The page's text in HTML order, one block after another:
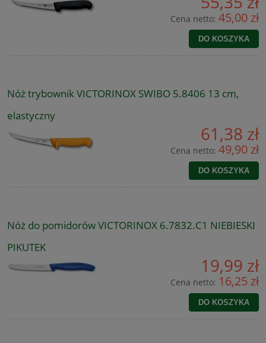
Cena netto: 45,00 zł
DO KOSZYKA
Nóż trybownik VICTORINOX SWIBO 5.8406 13 cm,
elastyczny
61,38 zł
Cena netto: 49,90 zł
DO KOSZYKA
Nóż do pomidorów VICTORINOX 6.7832.C1 NIEBIESKI
PIKUTEK
19,99 zł
Cena netto: 16,25 zł
DO KOSZYKA